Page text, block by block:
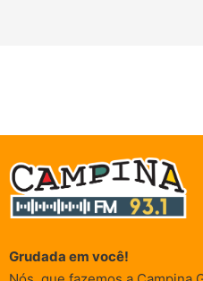
Grudada em você!